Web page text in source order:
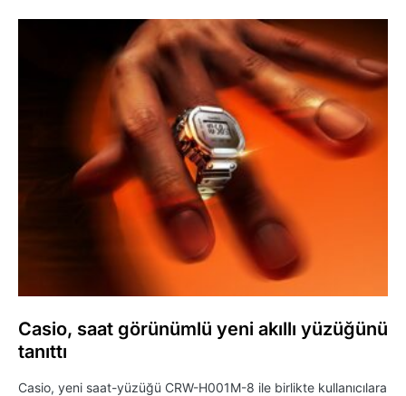
Casio, saat görünümlü yeni akıllı yüzüğünü
tanıttı
Casio, yeni saat-yüzüğü CRW-H001M-8 ile birlikte kullanıcılara